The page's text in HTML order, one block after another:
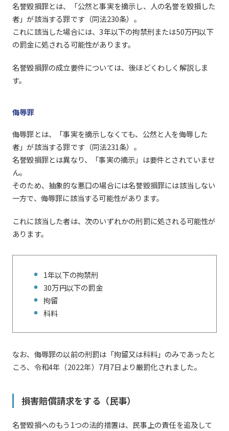
名誉毀損罪とは、「公然と事実を摘示し、人の名誉を毀損した
者」が該当する罪です（同法230条）。
これに該当した場合には、3年以下の拘禁刑または50万円以下
の罰金に処される可能性があります。
名誉毀損罪の成立要件については、後ほどくわしく解説しま
す。
侮辱罪
侮辱罪とは、「事実を摘示しなくても、公然と人を侮辱した
者」が該当する罪です（同法231条）。
名誉毀損罪とは異なり、「事実の摘示」は要件とされていませ
ん。
そのため、抽象的な悪口の場合には名誉毀損罪には該当しない
一方で、侮辱罪に該当する可能性があります。
これに該当した者は、次のいずれかの刑罰に処される可能性が
あります。
1年以下の拘禁刑
30万円以下の罰金
拘留
科料
なお、侮辱罪の以前の刑罰は「拘留又は科料」のみであったと
ころ、令和4年（2022年）7月7日より厳罰化されました。
損害賠償請求をする（民事）
名誉毀損へのもう1つの法的措置は、民事上の責任を追及して